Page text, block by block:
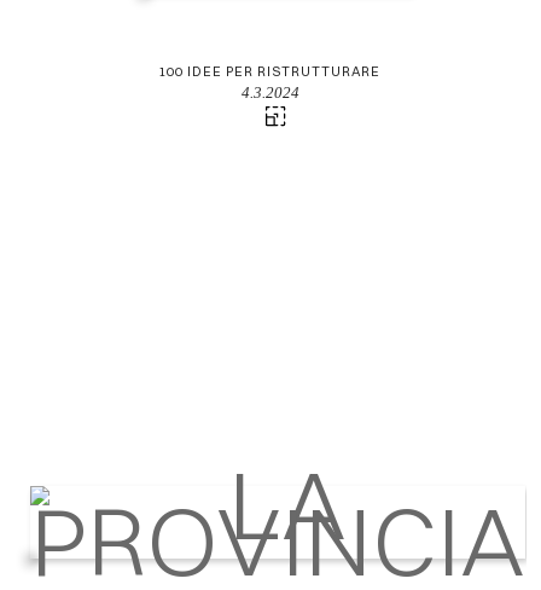
100 IDEE PER RISTRUTTURARE
4.3.2024